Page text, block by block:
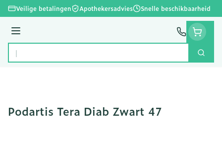
Ga naar de inhoud
Veilige betalingen Apothekersadvies Snelle beschikbaarheid
Menu
Product, merk, categorie...
Zoek
Podartis Tera Diab Zwart 47